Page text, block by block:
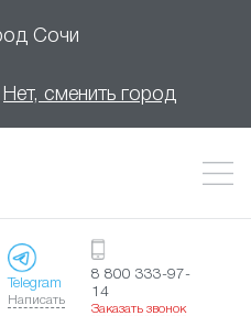
Сочи
Нет, сменить город
Telegram
Написать
8 800 333-97-
14
Заказать звонок